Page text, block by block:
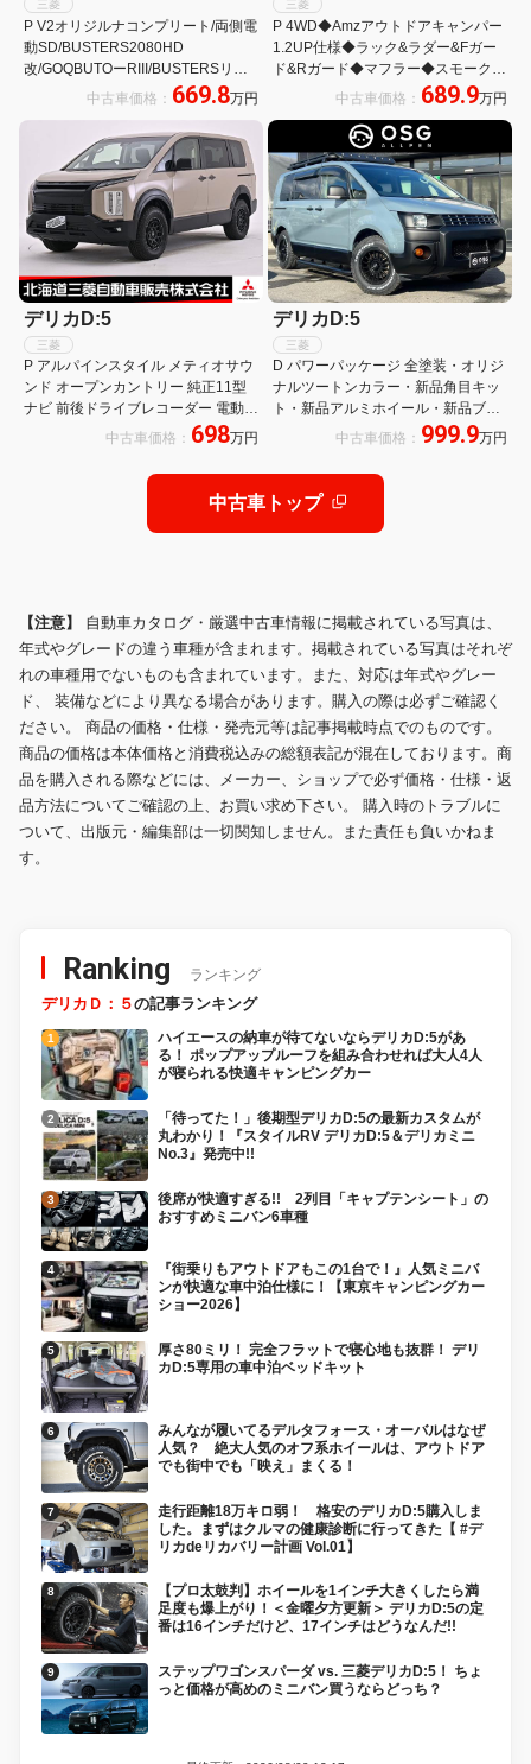
三菱
P V2オリジルナコンプリート/両側電
動SD/BUSTERS2080HD
改/GOQBUTOーRIII/BUSTERSリア
ラダー/MADLYS RMオーバーフェン
ダー/MADLYSヘッドライトプロテク
中古車価格： 669.8万円
三菱
P 4WD◆Amzアウトドアキャンパー
1.2UP仕様◆ラック&ラダー&Fガー
ド&Rガード◆マフラー◆スモークテ
ール◆オバフェン◆BIGX11型ナビ&
アラビュー&ETC◆AW&BFタイヤ◆
衝突軽減&レダクル
中古車価格： 689.9万円
デリカD:5
三菱
P アルパインスタイル メティオサウ
ンド オープンカントリー 純正11型
ナビ 前後ドライブレコーダー 電動シ
ート 4WD バックカメラ 3列シート
中古車価格： 698万円
デリカD:5
三菱
D パワーパッケージ 全塗装・オリジ
ナルツートンカラー・新品角目キッ
ト・新品アルミホイール・新品ブロ
ックタイヤ・新品ルーフキャリア・
イドステップ・新品リアラダー
中古車価格： 999.9万円
中古車トップ
【注意】 自動車カタログ・厳選中古車情報に掲載されている写真は、
年式やグレードの違う車種が含まれます。掲載されている写真はそれぞ
れの車種用でないものも含まれています。また、対応は年式やグレー
ド、 装備などにより異なる場合があります。購入の際は必ずご確認く
ださい。 商品の価格・仕様・発売元等は記事掲載時点でのものです。
商品の価格は本体価格と消費税込みの総額表記が混在しております。商
品を購入される際などには、メーカー、ショップで必ず価格・仕様・返
品方法についてご確認の上、お買い求め下さい。 購入時のトラブルに
ついて、出版元・編集部は一切関知しません。また責任も負いかねま
す。
Ranking ランキング
デリカＤ：５の記事ランキング
ハイエースの納車が待てないならデリカD:5があ
る！ ポップアップルーフを組み合わせれば大人4人
が寝られる快適キャンピングカー
「待ってた！」後期型デリカD:5の最新カスタムが
丸わかり！『スタイルRV デリカD:5＆デリカミニ
No.3』発売中!!
後席が快適すぎる!! 2列目「キャプテンシート」の
おすすめミニバン6車種
『街乗りもアウトドアもこの1台で！』人気ミニバ
ンが快適な車中泊仕様に！【東京キャンピングカー
ショー2026】
厚さ80ミリ！ 完全フラットで寝心地も抜群！ デリ
カD:5専用の車中泊ベッドキット
みんなが履いてるデルタフォース・オーバルはなぜ
人気？ 絶大人気のオフ系ホイールは、アウトドア
でも街中でも「映え」まくる！
走行距離18万キロ弱！ 格安のデリカD:5購入しま
した。まずはクルマの健康診断に行ってきた【 #デ
リカdeリカバリー計画 Vol.01】
【プロ太鼓判】ホイールを1インチ大きくしたら満
足度も爆上がり！＜金曜夕方更新＞ デリカD:5の定
番は16インチだけど、17インチはどうなんだ!!
ステップワゴンスパーダ vs. 三菱デリカD:5！ ちょ
っと価格が高めのミニバン買うならどっち？